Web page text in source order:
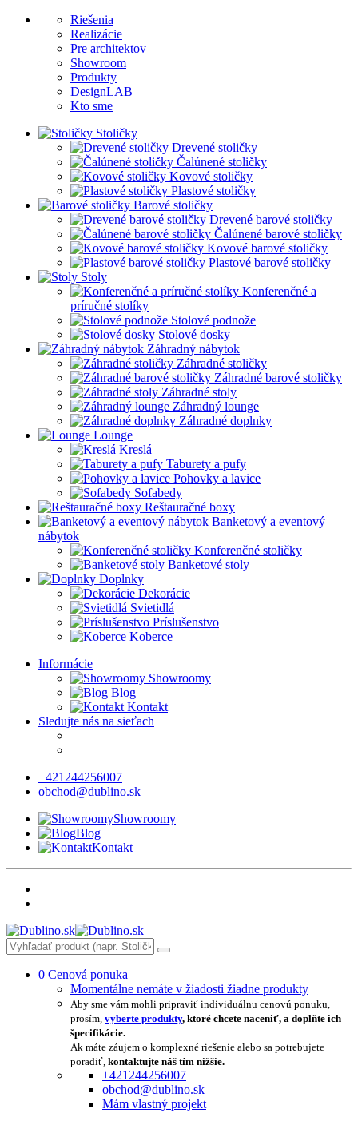
Riešenia
Realizácie
Pre architektov
Showroom
Produkty
DesignLAB
Kto sme
Stoličky
Drevené stoličky
Čalúnené stoličky
Kovové stoličky
Plastové stoličky
Barové stoličky
Drevené barové stoličky
Čalúnené barové stoličky
Kovové barové stoličky
Plastové barové stoličky
Stoly
Konferenčné a
príručné stolíky
Stolové podnože
Stolové dosky
Záhradný nábytok
Záhradné stoličky
Záhradné barové stoličky
Záhradné stoly
Záhradný lounge
Záhradné doplnky
Lounge
Kreslá
Taburety a pufy
Pohovky a lavice
Sofabedy
Reštauračné boxy
Banketový a eventový
nábytok
Konferenčné stoličky
Banketové stoly
Doplnky
Dekorácie
Svietidlá
Príslušenstvo
Koberce
Informácie
Showroomy
Blog
Kontakt
Sledujte nás na sieťach
+421244256007
obchod@dublino.sk
Showroomy
Blog
Kontakt
0 Cenová ponuka
Momentálne nemáte v žiadosti žiadne produkty
Aby sme vám mohli pripraviť individuálnu cenovú ponuku,
prosím, vyberte produkty, ktoré chcete naceniť, a doplňte ich
špecifikácie.
Ak máte záujem o komplexné riešenie alebo sa potrebujete
poradiť, kontaktujte náš tím nižšie.
+421244256007
obchod@dublino.sk
Mám vlastný projekt